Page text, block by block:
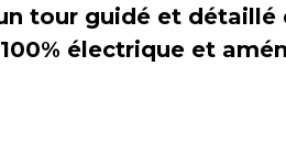
tour guidé et détaillé
électrique et